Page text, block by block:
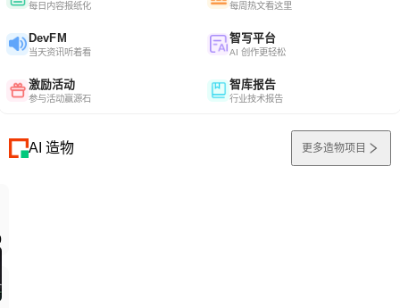
每日内容报纸化 每周热文看这里
DevFM
当天资讯听着看
智写平台
AI 创作更轻松
激励活动
参与活动赢源石
智库报告
行业技术报告
AI 造物 更多造物项目